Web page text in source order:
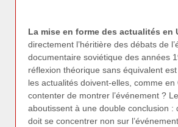
La mise en forme des actualités en
directement l’héritière des débats de
documentaire soviétique des années
réflexion théorique sans équivalent
les actualités doivent-elles, comme en
contenter de montrer l’événement ?
aboutissent à une double conclusion :
doit se concentrer non sur